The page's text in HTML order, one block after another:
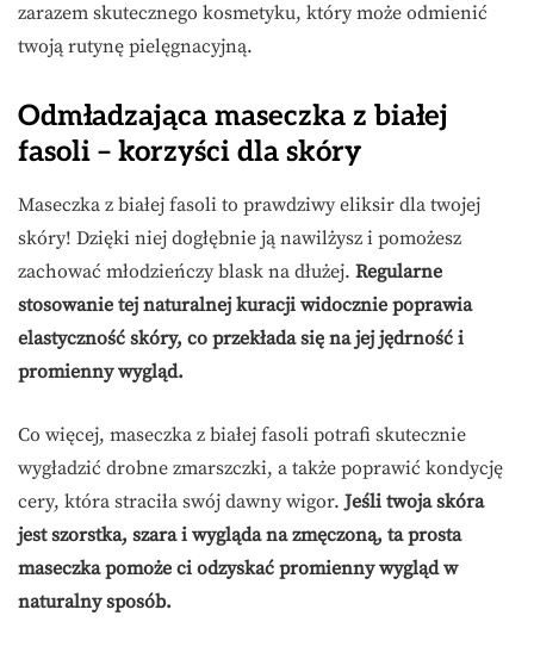
zarazem skutecznego kosmetyku, który może odmienić
twoją rutynę pielęgnacyjną.
Odmładzająca maseczka z białej
fasoli – korzyści dla skóry
Maseczka z białej fasoli to prawdziwy eliksir dla twojej
skóry! Dzięki niej dogłębnie ją nawilżysz i pomożesz
zachować młodzieńczy blask na dłużej. Regularne
stosowanie tej naturalnej kuracji widocznie poprawia
elastyczność skóry, co przekłada się na jej jędrność i
promienny wygląd.
Co więcej, maseczka z białej fasoli potrafi skutecznie
wygładzić drobne zmarszczki, a także poprawić kondycję
cery, która straciła swój dawny wigor.Jeśli twoja skóra
jest szorstka, szara i wygląda na zmęczoną, ta prosta
maseczka pomoże ci odzyskać promienny wygląd w
naturalny sposób.